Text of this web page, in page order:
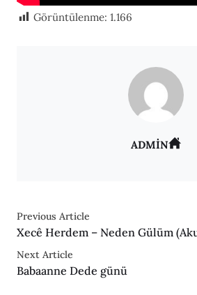
Görüntülenme: 1.166
ADMIN
Previous Article
Xecê Herdem – Neden Gülüm
Next Article
Babaanne Dede günü